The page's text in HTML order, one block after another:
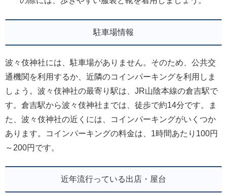
駐車場情報
波々伎神社には、駐車場がありません。そのため、公共交
通機関を利用するか、近隣のコインパーキングを利用しま
しょう。波々伎神社の最寄り駅は、JR山陰本線の倉吉駅で
す。倉吉駅から波々伎神社までは、徒歩で約14分です。ま
た、波々伎神社の近くには、コインパーキングがいくつか
あります。コインパーキングの料金は、1時間あたり100円
～200円です。
近年流行っている出店・屋台